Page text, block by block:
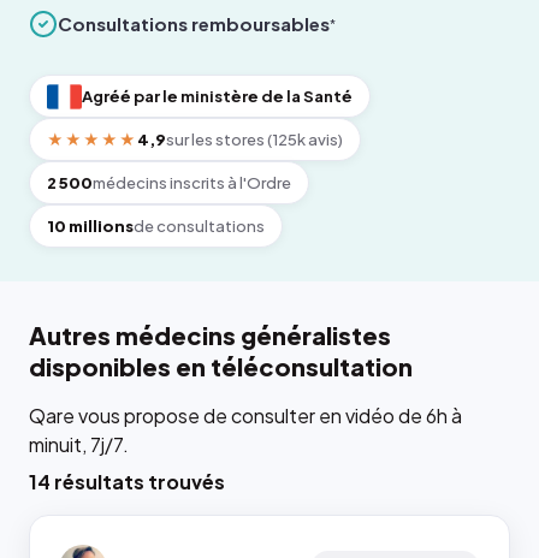
Consultations remboursables*
Agréé par le ministère de la Santé
★★★★★ 4,9sur les stores (125k avis)
2 500médecins inscrits à l'Ordre
10 millionsde consultations
Autres médecins généralistes
disponibles en téléconsultation
Qare vous propose de consulter en vidéo de 6h à
minuit, 7j/7.
14 résultats trouvés